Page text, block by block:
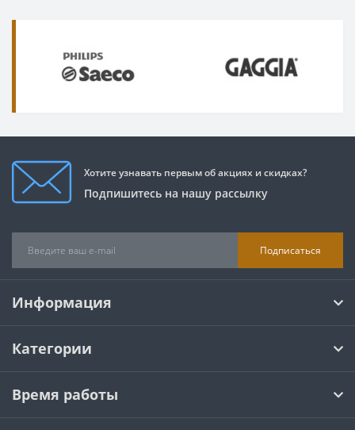
Хотите узнавать первым об акциях и скидках?
Подпишитесь на нашу рассылку
Подписаться
Информация
Категории
Время работы